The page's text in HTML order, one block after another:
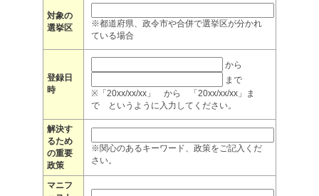
対象の
選挙区
※都道府県、政令市や合併で選挙区が分かれ
ている場合
登録日
時
から
まで
※「20xx/xx/xx」 から 「20xx/xx/xx」ま
で というように入力してください。
解決す
るため
の重要
政策
※関心のあるキーワード、政策をご記入くだ
さい。
マニフ